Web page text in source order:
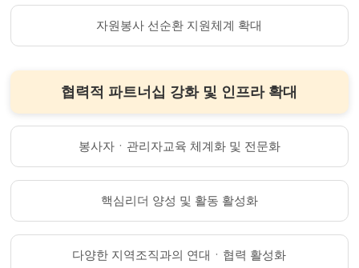
자원봉사 선순환 지원체계 확대
협력적 파트너십 강화 및 인프라 확대
봉사자ㆍ관리자교육 체계화 및 전문화
핵심리더 양성 및 활동 활성화
다양한 지역조직과의 연대ㆍ협력 활성화